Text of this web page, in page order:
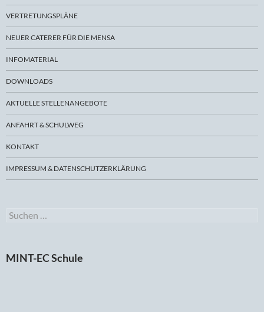
VERTRETUNGSPLÄNE
NEUER CATERER FÜR DIE MENSA
INFOMATERIAL
DOWNLOADS
AKTUELLE STELLENANGEBOTE
ANFAHRT & SCHULWEG
KONTAKT
IMPRESSUM & DATENSCHUTZERKLÄRUNG
Suchen
MINT-EC Schule